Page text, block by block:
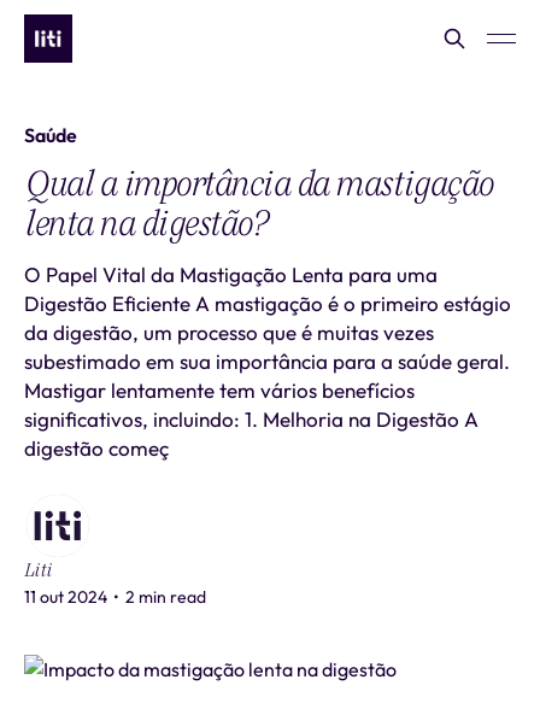
Saúde
Qual a importância da mastigação
lenta na digestão?
O Papel Vital da Mastigação Lenta para uma
Digestão Eficiente A mastigação é o primeiro estágio
da digestão, um processo que é muitas vezes
subestimado em sua importância para a saúde geral.
Mastigar lentamente tem vários benefícios
significativos, incluindo: 1. Melhoria na Digestão A
digestão começ
Liti
11 out 2024 • 2 min read